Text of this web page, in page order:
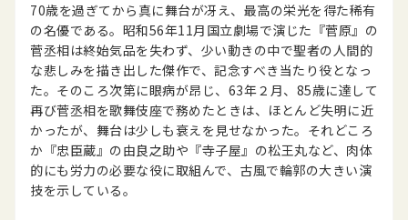
70歳を過ぎてから真に舞台が冴え、最高の栄光を得た稀有
の名優である。昭和56年11月国立劇場で演じた『菅原』の
菅丞相は終始気品を失わず、少い動きの中で聖者の人間的
な悲しみを描き出した傑作で、記念すべき当たり役となっ
た。そのころ次第に眼病が昂じ、63年２月、85歳に達して
再び菅丞相を歌舞伎座で務めたときは、ほとんど失明に近
かったが、舞台は少しも衰えを見せなかった。それどころ
か『忠臣蔵』の由良之助や『寺子屋』の松王丸など、肉体
的にも労力の必要な役に取組んで、古風で輪郭の大きい演
技を示している。